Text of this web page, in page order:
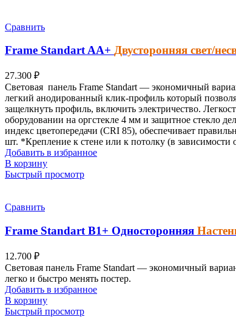
Сравнить
Frame StandartAА+ Двусторонняя свет/
27.300 ₽
Световая панель Frame Standart — экономичный
легкий анодированный клик-профиль который
защелкнуть профиль, включить электричество.
оборудовании на оргстекле 4 мм и защитное стекло
индекс цветопередачи (CRI 85), обеспечивает
шт. *Крепление к стене или к потолку (в зависимости
Добавить в избранное
В корзину
Быстрый просмотр
Сравнить
Frame Standart B1+ Односторонняя
12.700 ₽
Световая панель Frame Standart — экономичный
легко и быстро менять постер.
Добавить в избранное
В корзину
Быстрый просмотр